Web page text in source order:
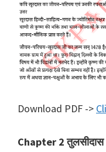
Download PDF ->
Chapter 2 तुलसीदास